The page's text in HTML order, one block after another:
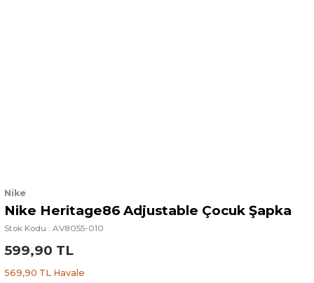
Nike
Nike Heritage86 Adjustable Çocuk Şapka
Stok Kodu : AV8055-010
599,90 TL
569,90 TL Havale